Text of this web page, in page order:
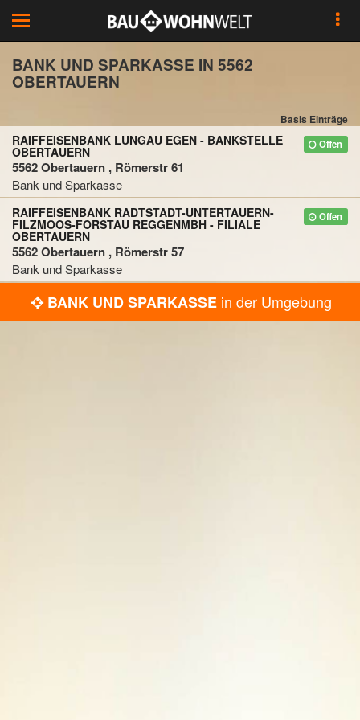
Toggle
navigation
BANK UND SPARKASSE IN 5562
OBERTAUERN
Basis Einträge
Offen
RAIFFEISENBANK LUNGAU EGEN - BANKSTELLE
OBERTAUERN
5562 Obertauern , Römerstr 61
Bank und Sparkasse
Offen
RAIFFEISENBANK RADTSTADT-UNTERTAUERN-
FILZMOOS-FORSTAU REGGENMBH - FILIALE
OBERTAUERN
5562 Obertauern , Römerstr 57
Bank und Sparkasse
BANK UND SPARKASSE in der Umgebung